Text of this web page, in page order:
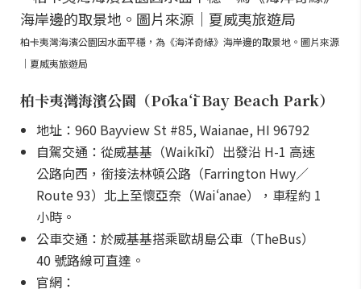
柏卡夷灣海濱公園因水面平穩，為《海洋奇緣》海岸邊的取景地。圖片來源
｜夏威夷旅遊局
柏卡夷灣海濱公園（Pōkaʻī Bay Beach Park）
地址：960 Bayview St #85, Waianae, HI 96792
自駕交通：從威基基（Waikīkī）出發沿 H-1 高速
公路向西，銜接法林頓公路（Farrington Hwy／
Route 93）北上至懷亞奈（Waiʻanae），車程約 1
小時。
公車交通：於威基基搭乘歐胡島公車（TheBus）
40 號路線可直達。
官網：